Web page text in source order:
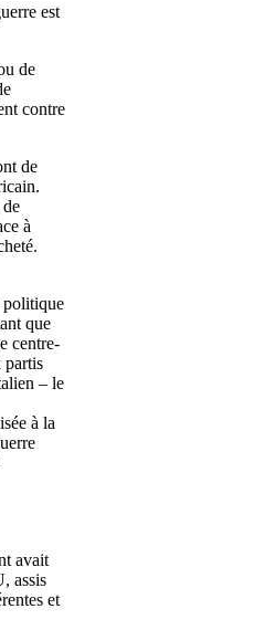
est
de
contre
de
à
politique
que
centre-
partis
– le
à la
avait
assis
et